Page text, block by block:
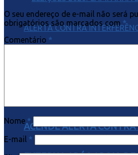
ACENDE ALERTA
O seu endereço de e-mail não será
obrigatórios são marcados com *
Comentário *
Nome *
E-mail *